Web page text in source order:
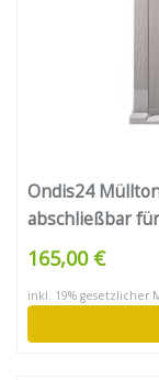
Ondis24
abschließbar
Grau)
165,00 €
inkl. 19% gesetzlicher